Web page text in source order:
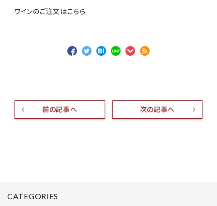
ワインのご注文はこちら
前の記事へ 次の記事へ
CATEGORIES